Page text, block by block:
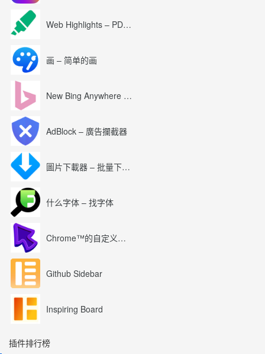
Web Highlights – PDF & Web Highlighter
画 – 简单的画
New Bing Anywhere (Bing Chat GPT-4)
AdBlock – 廣告攔截器
圖片下載器 – 批量下載圖片
什么字体 – 找字体
Chrome™的自定义光标
Github Sidebar
Inspiring Board
插件排行榜